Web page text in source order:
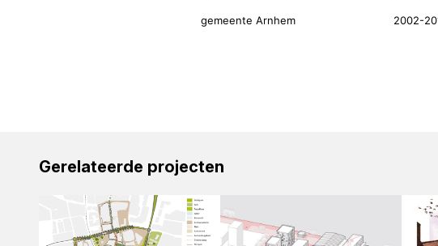
2002-
gemeente Arnhem
Gerelateerde projecten